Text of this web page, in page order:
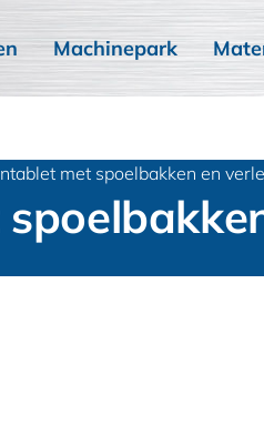
Machinepark
met spoelbakken en